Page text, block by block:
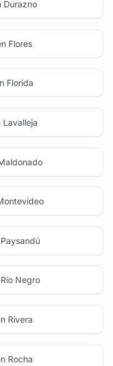
Durazno
Flores
Florida
Negro
Rivera
Rocha